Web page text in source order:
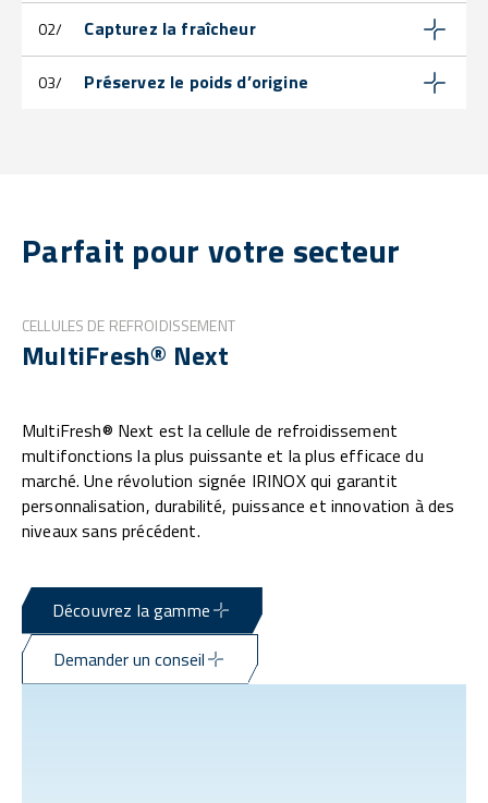
02/ Capturez la fraîcheur
03/ Préservez le poids d’origine
Parfait pour votre secteur
CELLULES DE REFROIDISSEMENT
MultiFresh® Next
MultiFresh® Next est la cellule de refroidissement
multifonctions la plus puissante et la plus efficace du
marché. Une révolution signée IRINOX qui garantit
personnalisation, durabilité, puissance et innovation à des
niveaux sans précédent.
Découvrez la gamme
Demander un conseil